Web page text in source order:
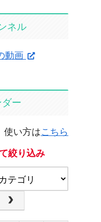
ネル
動画
ー
使い方はこちら
絞り込み